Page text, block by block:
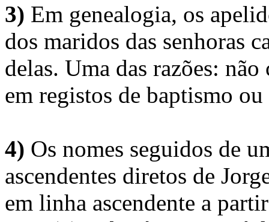
3) Em genealogia, os
dos maridos das senhoras
delas. Uma das razões:
em registos de baptismo
4) Os nomes seguidos de
ascendentes diretos de
em linha ascendente a